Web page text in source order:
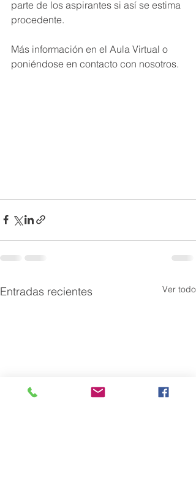
parte de los aspirantes si así se estima
procedente.
Más información en el Aula Virtual o
poniéndose en contacto con nosotros.
Entradas recientes Ver todo